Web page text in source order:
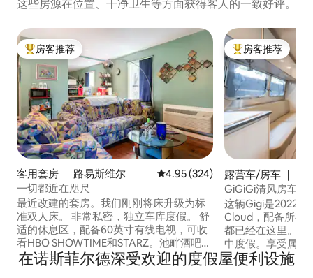
这些房源在位置、干净卫生等方面获得客人的一致好评。
热门「房客推荐」
房客推荐
客用套房 ｜ 路易斯维尔 平均评分 4.95 分（满分 5 分），
4.95 (324)
一切都近在咫尺
最近改建的套房。我们刚刚将床升级为标
准双人床。 非常私密，独立车库度假。 舒
适的休息区，配备60英寸有线电视，可收
看HBO SHOWTIME和STARZ。池畔酒吧配
备冰箱、制冰机、咖啡机、微波炉、电热
盘、餐具和一些炊具。 独立卫生间设有淋
热门「房客推荐」
房客推荐
露营车/房车 ｜ 路
GiGiGi清风房车，
畔
这辆Gigi是2022
Cloud，配备所有
都已经在这里。非
中度假。享受属于
划船、玩游戏等。
有设施。 Progress Park共有11套房源。2
在诺斯菲尔德深受欢迎的度假屋便利设施